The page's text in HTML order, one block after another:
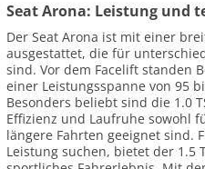
Seat Arona: Leistung und
Der Seat Arona ist mit einer
ausgestattet, die für
sind. Vor dem Facelift standen
einer Leistungsspanne von 95
Besonders beliebt sind die 1.0
Effizienz und Laufruhe sowohl
längere Fahrten geeignet sind.
Leistung suchen, bietet der 1.5